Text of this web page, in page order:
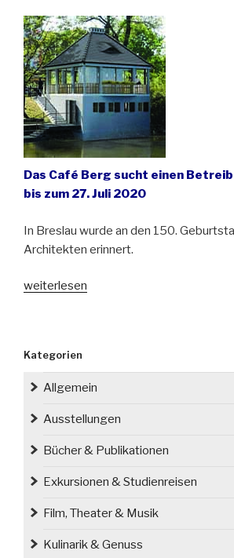
Café
Berg
eröffnet“
Das Café Berg sucht einen
bis zum 27. Juli 2020
In Breslau wurde an den 150.
Architekten erinnert.
„Das
Max
Berg
Breslau/
wird
zu
Café“
weiterlesen
Kategorien
Allgemein
Ausstellungen
Bücher & Publikationen
Exkursionen & Studienreisen
Film, Theater & Musik
Kulinarik & Genuss